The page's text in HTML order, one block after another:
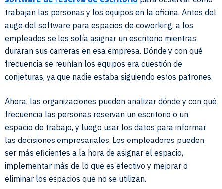
trabajan las personas y los equipos en la oficina. Antes del
auge del software para espacios de coworking, a los
empleados se les solía asignar un escritorio mientras
duraran sus carreras en esa empresa. Dónde y con qué
frecuencia se reunían los equipos era cuestión de
conjeturas, ya que nadie estaba siguiendo estos patrones.
Ahora, las organizaciones pueden analizar dónde y con qué
frecuencia las personas reservan un escritorio o un
espacio de trabajo, y luego usar los datos para informar
las decisiones empresariales. Los empleadores pueden
ser más eficientes a la hora de asignar el espacio,
implementar más de lo que es efectivo y mejorar o
eliminar los espacios que no se utilizan.